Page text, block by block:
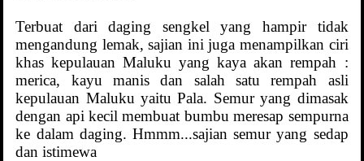
Terbuat dari daging sengkel yang hampir tidak
mengandung lemak, sajian ini juga menampilkan ciri
khas kepulauan Maluku yang kaya akan rempah :
merica, kayu manis dan salah satu rempah asli
kepulauan Maluku yaitu Pala. Semur yang dimasak
dengan api kecil membuat bumbu meresap sempurna
ke dalam daging. Hmmm...sajian semur yang sedap
dan istimewa